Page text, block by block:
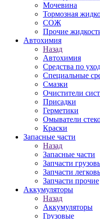
Мочевина
Тормозная
СОЖ
Прочие
Автохимия
Назад
Автохимия
Средства по
Специальные
Смазки
Очистители
Присадки
Герметики
Омыватели
Краски
Запасные части
Назад
Запасные части
Запчасти
Запчасти
Запчасти прочие
Аккумуляторы
Назад
Аккумуляторы
Грузовые